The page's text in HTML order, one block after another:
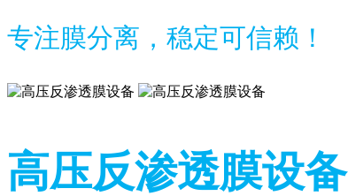
专注膜分离，稳定可信赖！
高压反渗透膜设备